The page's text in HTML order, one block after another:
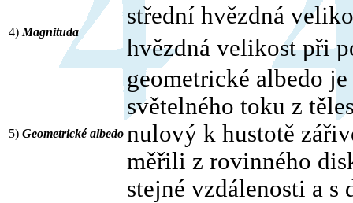
4) Magnituda
střední hvězdná
hvězdná velikost při
5) Geometrické albedo
geometrické albedo
světelného toku z
nulový k hustotě
měřili z rovinného
stejné vzdálenosti a